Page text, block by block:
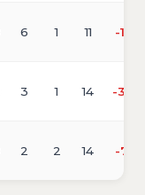
6 1 11 -16
3 1 14 -34
2 2 14 -71